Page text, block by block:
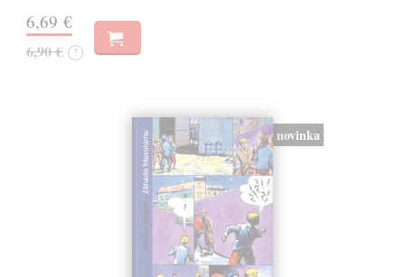
6,69 €
6,90 € ?
novinka